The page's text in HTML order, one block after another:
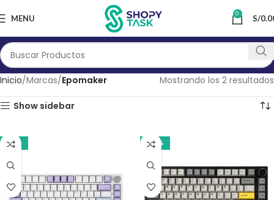
MENU 0 S/
Inicio Marcas Epomaker Mostrando los 2 resultados
Show sidebar
-19% -22%